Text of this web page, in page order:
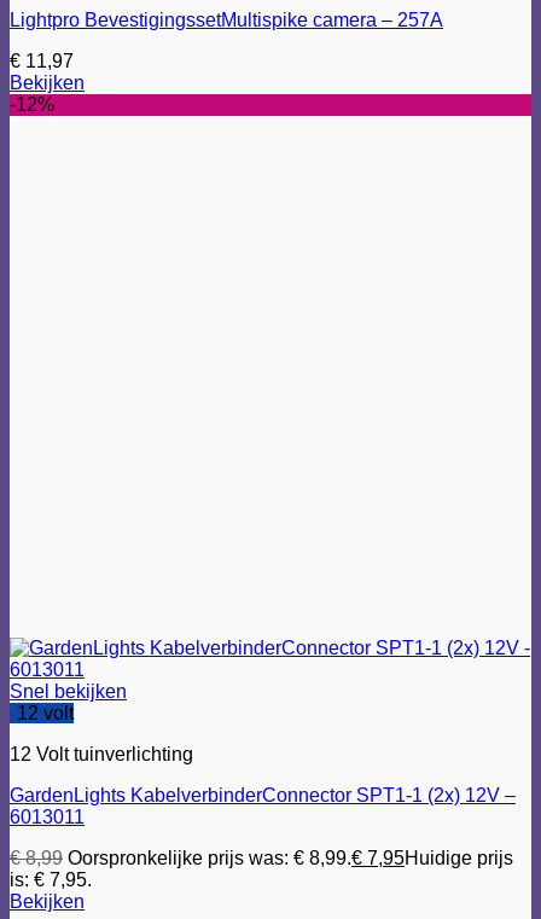
Lightpro BevestigingssetMultispike camera – 257A
€ 11,97
Bekijken
-12%
Snel bekijken
12 volt
12 Volt tuinverlichting
GardenLights KabelverbinderConnector SPT1-1 (2x) 12V –
6013011
€8,99 Oorspronkelijke prijs was: € 8,99.€ 7,95Huidige prijs
is: € 7,95.
Bekijken